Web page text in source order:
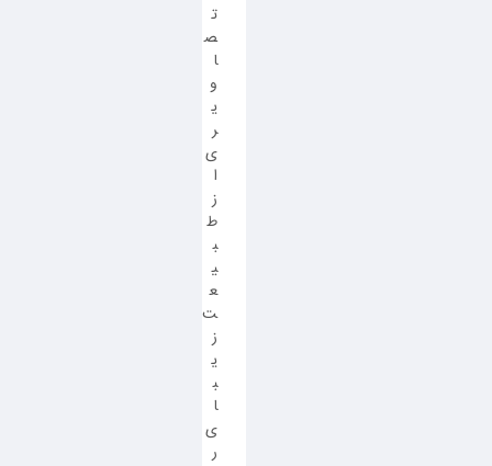
ت
ص
ا
و
ی
ر
ی
ا
ز
ط
ب
ی
ع
ت
ز
ی
ب
ا
ی
ر